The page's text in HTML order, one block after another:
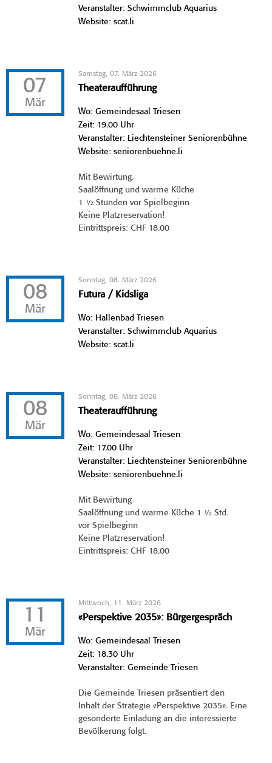
Veranstalter: Schwimmclub Aquarius
Website: scat.li
07
Mär
Samstag, 07. März 2026
Theateraufführung
Wo: Gemeindesaal Triesen
Zeit: 19.00 Uhr
Veranstalter: Liechtensteiner Seniorenbühne
Website: seniorenbuehne.li
Mit Bewirtung.
Saalöffnung und warme Küche
1 ½ Stunden vor Spielbeginn
Keine Platzreservation!
Eintrittspreis: CHF 18.00
08
Mär
Sonntag, 08. März 2026
Futura / Kidsliga
Wo: Hallenbad Triesen
Veranstalter: Schwimmclub Aquarius
Website: scat.li
08
Mär
Sonntag, 08. März 2026
Theateraufführung
Wo: Gemeindesaal Triesen
Zeit: 17.00 Uhr
Veranstalter: Liechtensteiner Seniorenbühne
Website: seniorenbuehne.li
Mit Bewirtung
Saalöffnung und warme Küche 1 ½ Std.
vor Spielbeginn
Keine Platzreservation!
Eintrittspreis: CHF 18.00
11
Mär
Mittwoch, 11. März 2026
«Perspektive 2035»: Bürgergespräch
Wo: Gemeindesaal Triesen
Zeit: 18.30 Uhr
Veranstalter: Gemeinde Triesen
Die Gemeinde Triesen präsentiert den
Inhalt der Strategie «Perspektive 2035». Eine
gesonderte Einladung an die interessierte
Bevölkerung folgt.